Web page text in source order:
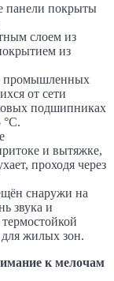
панели покрыты
слоем из
из
промышленных
от сети
подшипниках
и вытяжке,
проходя через
снаружи на
звука и
жилых зон.
к мелочам